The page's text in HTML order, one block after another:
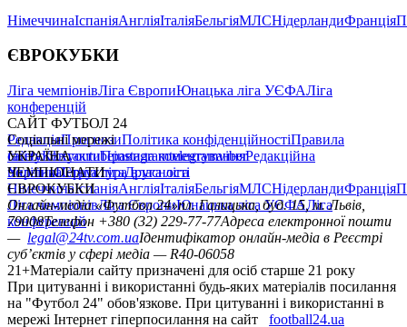
НімеччинаІспаніяАнгліяІталіяБельгіяМЛСНідерландиФранція
ЄВРОКУБКИ
Ліга чемпіонівЛіга ЄвропиЮнацька ліга УЄФАЛіга
конференцій
САЙТ ФУТБОЛ 24
РедакціяПрогнозиПолітика конфіденційностіПравила
сайтуКонтактиПравила коментуванняРедакційна
політикаСтруктура власності
Соціальні мережі
facebookxyoutubeinstagramtelegramviber
УКРАЇНА
УкраїнаПерша лігаДруга ліга
ЧЕМПІОНАТИ
НімеччинаІспаніяАнгліяІталіяБельгіяМЛСНідерландиФранція
ЄВРОКУБКИ
Ліга чемпіонівЛіга ЄвропиЮнацька ліга УЄФАЛіга
конференцій
Онлайн-медіа «Футбол 24»пл. Галицька, буд. 15, м. Львів,
79008Телефон +380 (32) 229-77-77Адреса електронної пошти
— legal@24tv.com.uaІдентифікатор онлайн-медіа в Реєстрі
суб’єктів у сфері медіа — R40-06058
21+Матеріали сайту призначені для осіб старше 21 року
При цитуванні і використанні будь-яких матеріалів посилання
на "Футбол 24" обов'язкове. При цитуванні і використанні в
мережі Інтернет гіперпосилання на сайт
football24.ua